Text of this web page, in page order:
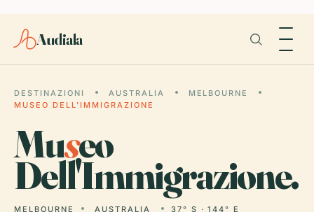
Audiala
DESTINAZIONI AUSTRALIA
MELBOURNE
MUSEO DELL'IMMIGRAZIONE
Museo
Dell'Immigrazione.
MELBOURNE AUSTRALIA 37° S · 144° E